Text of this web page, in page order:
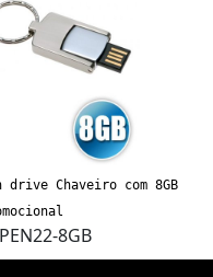
drive Chaveiro com 8GB
8GB